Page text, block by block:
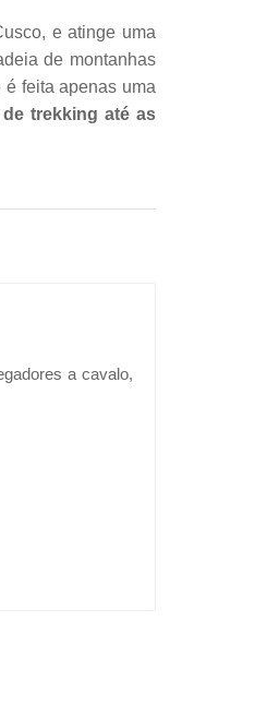
e atinge uma
de montanhas
feita apenas uma
trekking até as
a cavalo,